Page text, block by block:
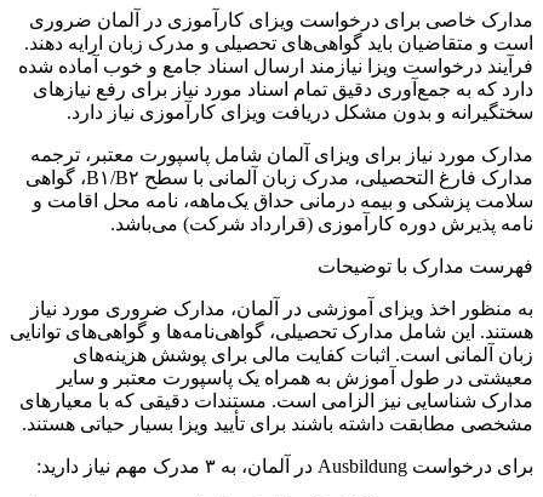
مدارک خاصی برای درخواست ویزای کارآموزی در آلمان ضروری
است و متقاضیان باید گواهی‌های تحصیلی و مدرک زبان ارایه دهند.
فرآیند درخواست ویزا نیازمند ارسال اسناد جامع و خوب آماده شده
دارد که به جمع‌آوری دقیق تمام اسناد مورد نیاز برای رفع نیازهای
سختگیرانه و بدون مشکل دریافت ویزای کارآموزی نیاز دارد.
مدارک مورد نیاز برای ویزای آلمان شامل پاسپورت معتبر، ترجمه
مدارک فارغ التحصیلی، مدرک زبان آلمانی با سطح B۱/B۲، گواهی
سلامت پزشکی و بیمه درمانی حداق یک‌ماهه، نامه محل اقامت و
نامه پذیرش دوره کارآموزی (قرارداد شرکت) می‌باشد.
فهرست مدارک با توضیحات
به منظور اخذ ویزای آموزشی در آلمان، مدارک ضروری مورد نیاز
هستند. این شامل مدارک تحصیلی، گواهی‌نامه‌ها و گواهی‌های توانایی
زبان آلمانی است. اثبات کفایت مالی برای پوشش هزینه‌های
معیشتی در طول آموزش به همراه یک پاسپورت معتبر و سایر
مدارک شناسایی نیز الزامی است. مستندات دقیقی که با معیارهای
مشخصی مطابقت داشته باشند برای تأیید ویزا بسیار حیاتی هستند.
برای درخواست Ausbildung در آلمان، به ۳ مدرک مهم نیاز دارید: